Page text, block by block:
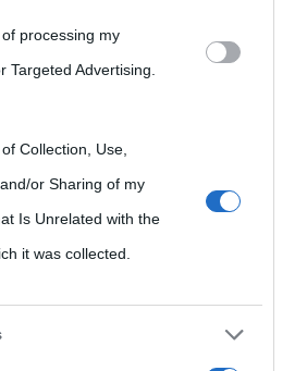
app uses one or more Google
and store information including but
or usage behaviour. You may click to
to Google and its third-party tags to
specified purposes in below Google
processing my
Targeted Advertising.
Collection, Use,
or Sharing of my
Is Unrelated with the
it was collected.